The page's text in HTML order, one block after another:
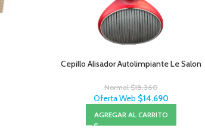
Cepillo Alisador Autolimpiante Le Salon
Normal$18.360
Oferta Web $14.690
AGREGAR AL CARRITO